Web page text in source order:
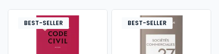
BEST-SELLER BEST-SELLER